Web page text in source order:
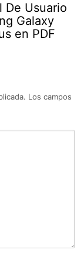
De Usuario
Galaxy
en PDF
Los campos